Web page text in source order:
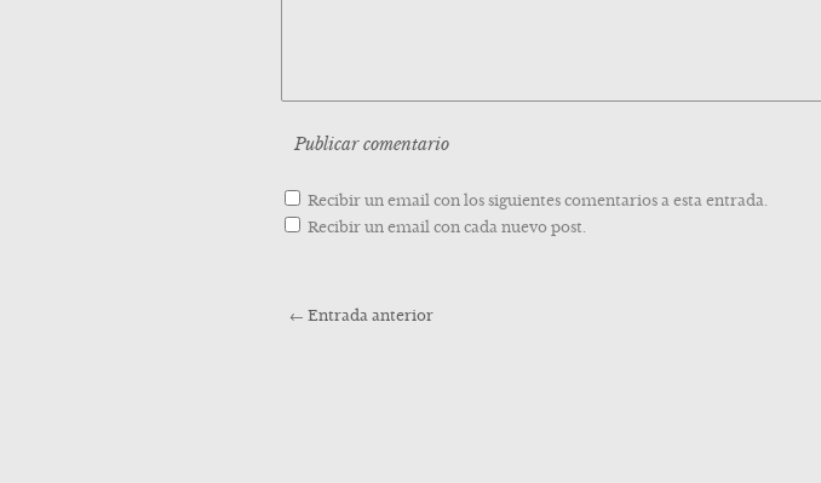
Recibir un email con los siguientes comentarios a esta entrada.
Recibir un email con cada nuevo post.
← Entrada anterior